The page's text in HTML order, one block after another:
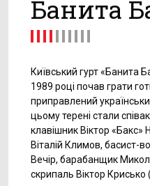
Банита
Київський гурт «Банита
1989 році почав грати
приправлений
цьому терені стали
клавішник Віктор «Бакс»
Віталій Климов, басист-
Вечір, барабанщик
скрипаль Віктор Крисько